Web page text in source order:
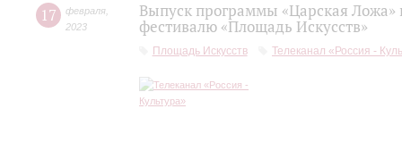
17 февраля
2023
Выпуск программы «Царская
фестивалю «Площадь Искусств»
Площадь Искусств Телеканал «Россия -